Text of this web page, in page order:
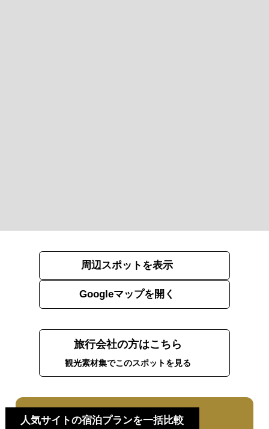
周辺スポットを表示
Googleマップを開く
旅行会社の方はこちら
観光素材集でこのスポットを見る
人気サイトの宿泊プランを一括比較